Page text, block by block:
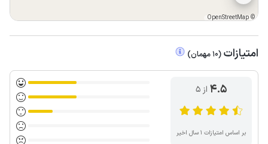
©
OpenStreetMap
امتیازات (
10 مهمان)
4.5 از ۵
بر اساس امتیازات ۱ سال اخیر